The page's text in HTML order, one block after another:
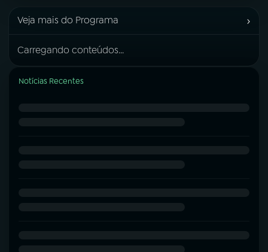
Veja mais do Programa ›
Carregando conteúdos...
Notícias Recentes